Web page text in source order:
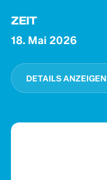
ZEIT
18. Mai 2026
DETAILS ANZEIGEN